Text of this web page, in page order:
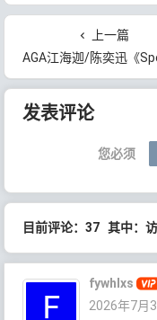
上一篇
AGA江海迦/陈奕迅《Special One》[无损FLAC/MP3/66MB]百度
文章导航
发表评论
您必须
目前评论：37 其中：
fywhlxs
2026年7月